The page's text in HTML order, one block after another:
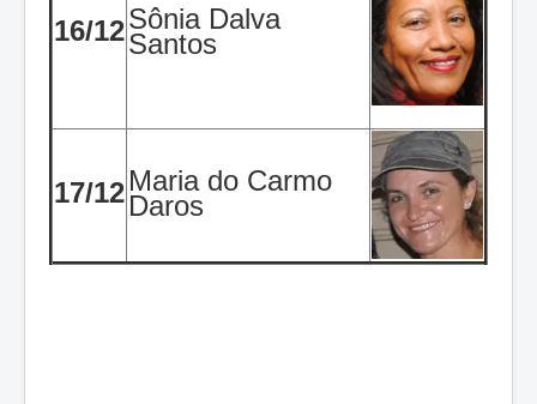
16/12Sônia Dalva
Santos
17/12Maria do Carmo
Daros